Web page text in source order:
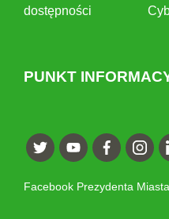
dostępności
PUNKT
Facebook Prezydenta Miasta